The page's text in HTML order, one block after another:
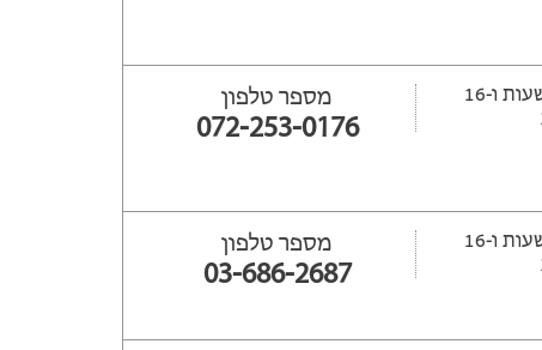
ייפתח עוד 20 שעות ‫ו-16
מספר טלפון
072-253-0176
ייפתח עוד 12 שעות ‫ו-16
מספר טלפון
03-686-2687